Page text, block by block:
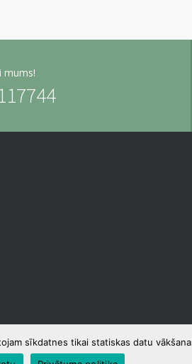
mums!
sīkdatnes tikai statiskas datu